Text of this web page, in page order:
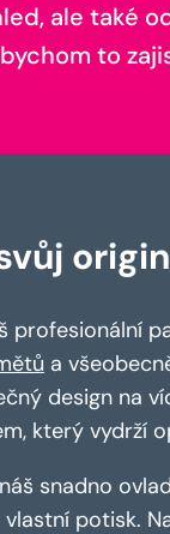
ale také
to
profesionální
a
design na
který vydrží
snadno
potisk.